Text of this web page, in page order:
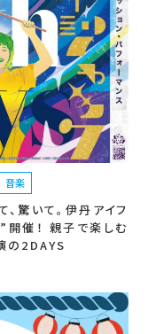
音楽
、驚いて。伊丹アイフ
開催！ 親子で楽しむ
の2DAYS